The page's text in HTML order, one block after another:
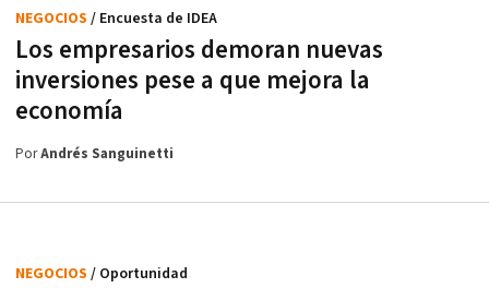
Los empresarios demoran nuevas
inversiones pese a que mejora la
economía
NEGOCIOS / Encuesta de IDEA
PorAndrés Sanguinetti
NEGOCIOS / Oportunidad